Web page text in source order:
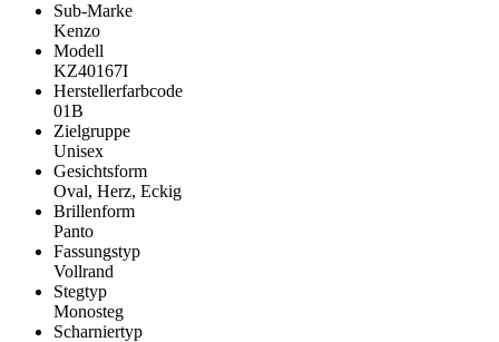
Sub-Marke
Kenzo
Modell
KZ40167I
Herstellerfarbcode
01B
Zielgruppe
Unisex
Gesichtsform
Oval, Herz, Eckig
Brillenform
Panto
Fassungstyp
Vollrand
Stegtyp
Monosteg
Scharniertyp